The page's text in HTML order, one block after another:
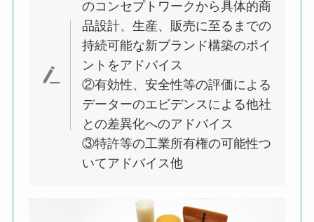
のコンセプトワークから具体的商
品設計、生産、販売に至るまでの
持続可能な新ブランド構築のポイ
ントをアドバイス
②有効性、安全性等の評価による
データーのエビデンスによる他社
との差異化へのアドバイス
③特許等の工業所有権の可能性つ
いてアドバイス他